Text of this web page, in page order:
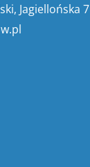
Jagiellońska 7